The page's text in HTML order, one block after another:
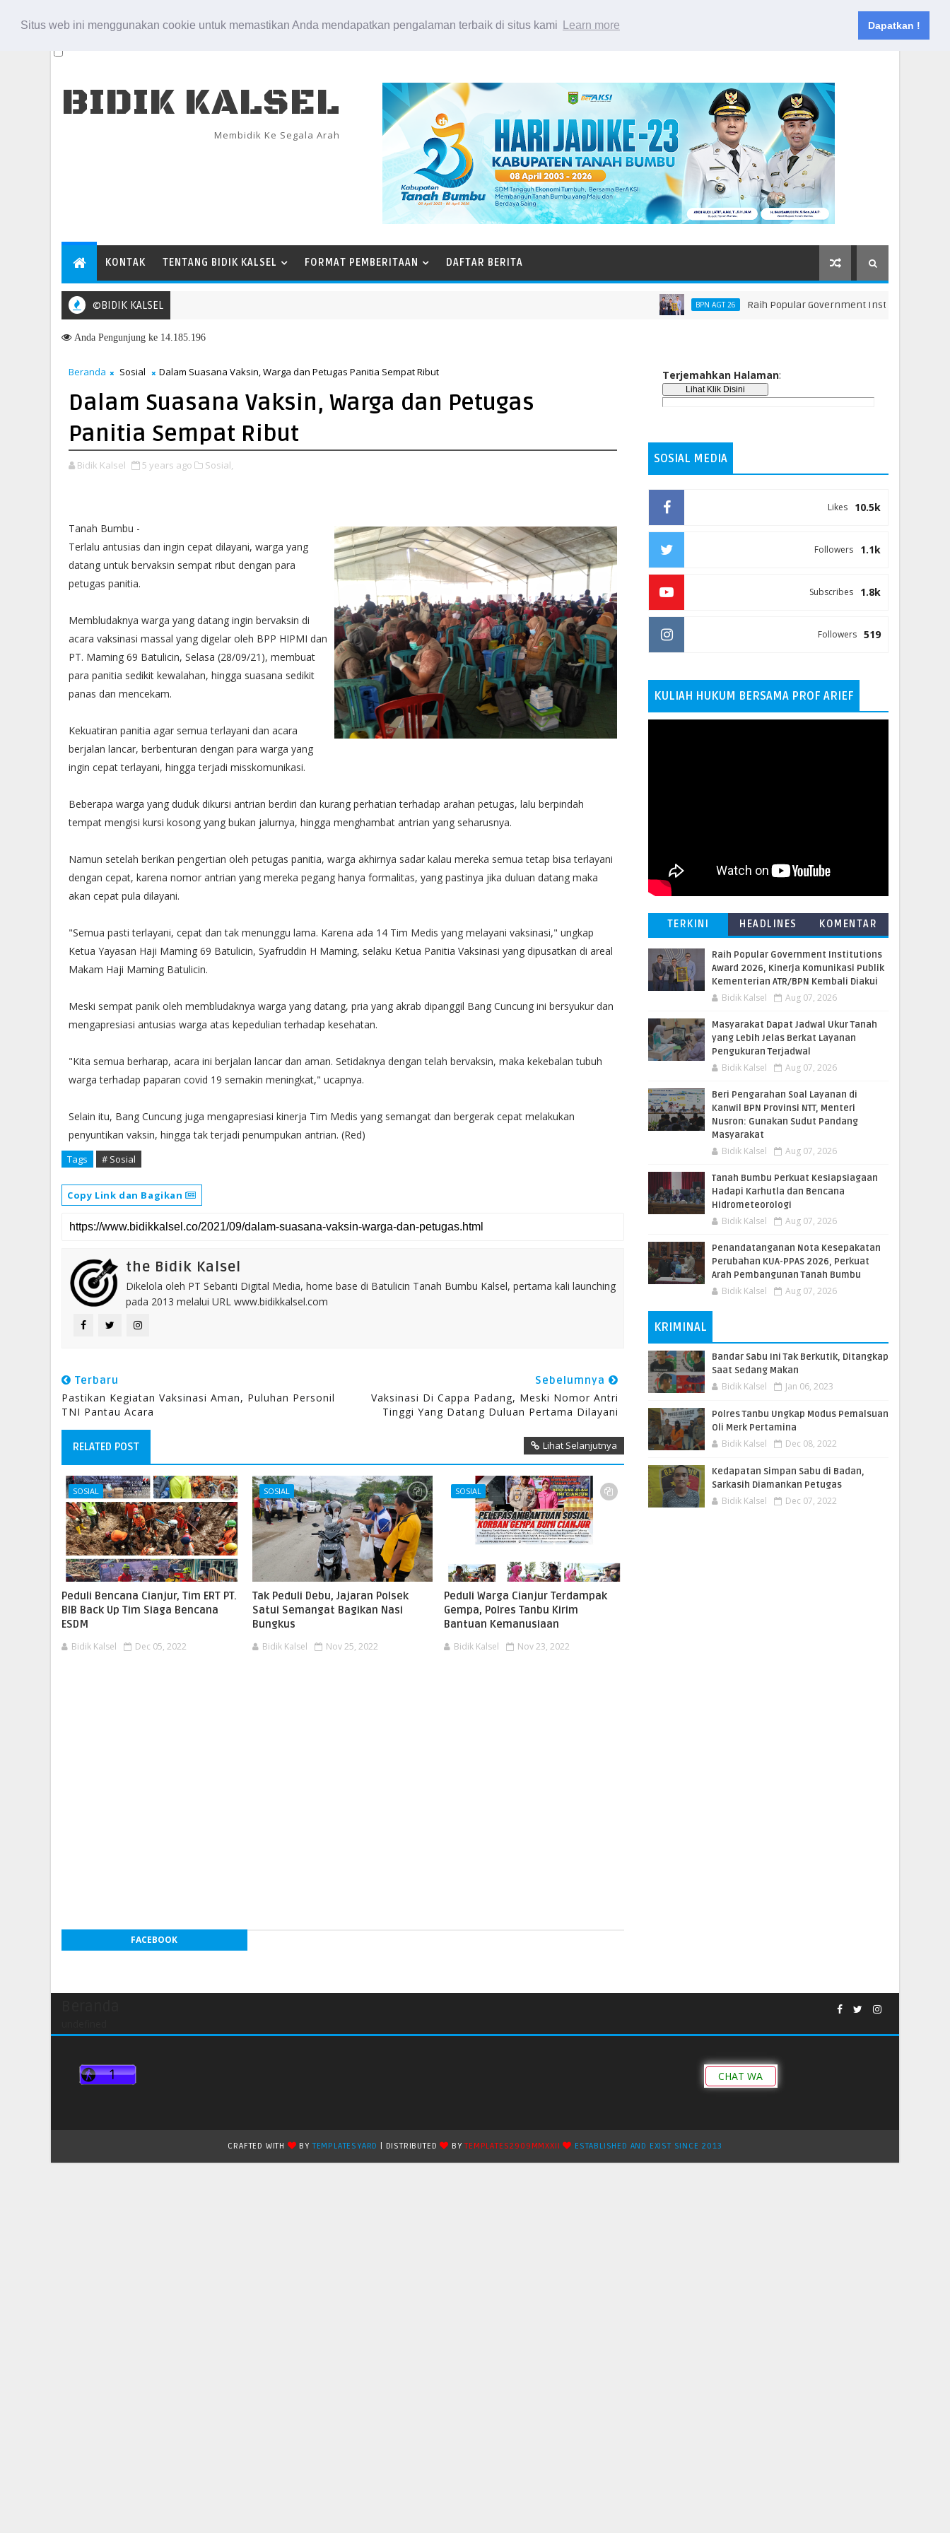
Situs web ini menggunakan cookie untuk memastikan Anda mendapatkan pengalaman terbaik di situs kami Learn more Dapatkan !
Kontak
BIDIK KALSEL
Membidik Ke Segala Arah
KONTAK TENTANG BIDIK KALSEL FORMAT PEMBERITAAN DAFTAR BERITA
©BIDIK KALSEL BPN AGT 26 Raih Popular Government Institutions Award
Nota Kesepakatan Perubahan KUA-PPAS 2026, Perkuat Arah Pembangunan Tanah Bumbu
Anda Pengunjung ke 14.185.196
Beranda Sosial Dalam Suasana Vaksin, Warga dan Petugas Panitia Sempat Ribut
Dalam Suasana Vaksin, Warga dan Petugas
Panitia Sempat Ribut
Bidik Kalsel 5 years ago Sosial,
Tanah Bumbu -
Terlalu antusias dan ingin cepat dilayani, warga yang
datang untuk bervaksin sempat ribut dengan para
petugas panitia.
Membludaknya warga yang datang ingin bervaksin di
acara vaksinasi massal yang digelar oleh BPP HIPMI dan
PT. Maming 69 Batulicin, Selasa (28/09/21), membuat
para panitia sedikit kewalahan, hingga suasana sedikit
panas dan mencekam.
Kekuatiran panitia agar semua terlayani dan acara
berjalan lancar, berbenturan dengan para warga yang
ingin cepat terlayani, hingga terjadi misskomunikasi.
Beberapa warga yang duduk dikursi antrian berdiri dan kurang perhatian terhadap arahan petugas, lalu berpindah
tempat mengisi kursi kosong yang bukan jalurnya, hingga menghambat antrian yang seharusnya.
Namun setelah berikan pengertian oleh petugas panitia, warga akhirnya sadar kalau mereka semua tetap bisa terlayani
dengan cepat, karena nomor antrian yang mereka pegang hanya formalitas, yang pastinya jika duluan datang maka
akan cepat pula dilayani.
"Semua pasti terlayani, cepat dan tak menunggu lama. Karena ada 14 Tim Medis yang melayani vaksinasi," ungkap
Ketua Yayasan Haji Maming 69 Batulicin, Syafruddin H Maming, selaku Ketua Panitia Vaksinasi yang dipusatkan di areal
Makam Haji Maming Batulicin.
Meski sempat panik oleh membludaknya warga yang datang, pria yang akrab dipanggil Bang Cuncung ini bersyukur dan
mengapresiasi antusias warga atas kepedulian terhadap kesehatan.
"Kita semua berharap, acara ini berjalan lancar dan aman. Setidaknya dengan telah bervaksin, maka kekebalan tubuh
warga terhadap paparan covid 19 semakin meningkat," ucapnya.
Selain itu, Bang Cuncung juga mengapresiasi kinerja Tim Medis yang semangat dan bergerak cepat melakukan
penyuntikan vaksin, hingga tak terjadi penumpukan antrian. (Red)
Tags # Sosial
Copy Link dan Bagikan
the Bidik Kalsel
Dikelola oleh PT Sebanti Digital Media, home base di Batulicin Tanah Bumbu Kalsel, pertama kali launching
pada 2013 melalui URL www.bidikkalsel.com
Terbaru
Pastikan Kegiatan Vaksinasi Aman, Puluhan Personil
TNI Pantau Acara
Sebelumnya
Vaksinasi Di Cappa Padang, Meski Nomor Antri
Tinggi Yang Datang Duluan Pertama Dilayani
RELATED POST Lihat Selanjutnya
SOSIAL
Peduli Bencana Cianjur, Tim ERT PT.
BIB Back Up Tim Siaga Bencana
ESDM
Bidik Kalsel Dec 05, 2022
SOSIAL
Tak Peduli Debu, Jajaran Polsek
Satui Semangat Bagikan Nasi
Bungkus
Bidik Kalsel Nov 25, 2022
SOSIAL
Peduli Warga Cianjur Terdampak
Gempa, Polres Tanbu Kirim
Bantuan Kemanusiaan
Bidik Kalsel Nov 23, 2022
FACEBOOK
Terjemahkan Halaman:
SOSIAL MEDIA
10.5k
Likes
1.1k
Followers
1.8k
Subscribes
519
Followers
KULIAH HUKUM BERSAMA PROF ARIEF
TERKINI HEADLINES KOMENTAR
Raih Popular Government Institutions
Award 2026, Kinerja Komunikasi Publik
Kementerian ATR/BPN Kembali Diakui
Bidik Kalsel Aug 07, 2026
Masyarakat Dapat Jadwal Ukur Tanah
yang Lebih Jelas Berkat Layanan
Pengukuran Terjadwal
Bidik Kalsel Aug 07, 2026
Beri Pengarahan Soal Layanan di
Kanwil BPN Provinsi NTT, Menteri
Nusron: Gunakan Sudut Pandang
Masyarakat
Bidik Kalsel Aug 07, 2026
Tanah Bumbu Perkuat Kesiapsiagaan
Hadapi Karhutla dan Bencana
Hidrometeorologi
Bidik Kalsel Aug 07, 2026
Penandatanganan Nota Kesepakatan
Perubahan KUA-PPAS 2026, Perkuat
Arah Pembangunan Tanah Bumbu
Bidik Kalsel Aug 07, 2026
KRIMINAL
Bandar Sabu Ini Tak Berkutik, Ditangkap
Saat Sedang Makan
Bidik Kalsel Jan 06, 2023
Polres Tanbu Ungkap Modus Pemalsuan
Oli Merk Pertamina
Bidik Kalsel Dec 08, 2022
Kedapatan Simpan Sabu di Badan,
Sarkasih Diamankan Petugas
Bidik Kalsel Dec 07, 2022
CHAT WA
CRAFTED WITH BYTEMPLATESYARD | DISTRIBUTED BYTEMPLATES2909MMXXII ESTABLISHED AND EXIST SINCE 2013